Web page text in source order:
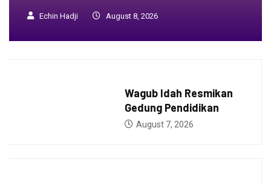
Echin Hadji August 8, 2026
Wagub Idah Resmikan
Gedung Pendidikan
August 7, 2026